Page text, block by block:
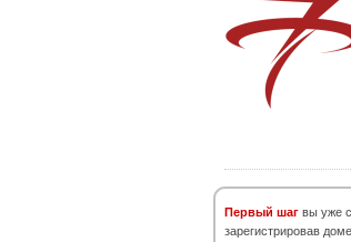
Первый шаг вы уже
зарегистрировав